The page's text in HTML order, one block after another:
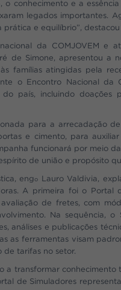
o conhecimento e a
legados importantes.
e equilíbrio”, destacou
da COMJOVEM e
de Simone, apresentou a
famílias atingidas pela
o Encontro Nacional da
país, incluindo doações
para a arrecadação
e cimento, para
funcionará por meio
de união e propósito
engo
Lauro Valdivia,
A primeira foi o Portal
de fretes, com
Na sequência,
análises e publicações
as ferramentas visam
de tarifas no setor.
a transformar
de Simuladores